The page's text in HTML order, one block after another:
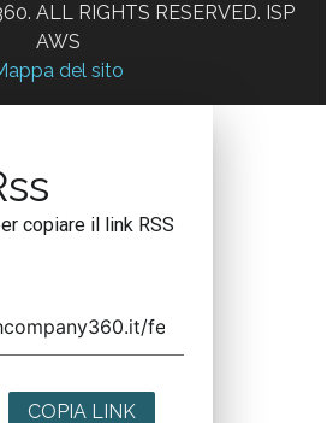
ALL RIGHTS RESERVED. ISP
AWS
del sito
copiare il link RSS
COPIA LINK